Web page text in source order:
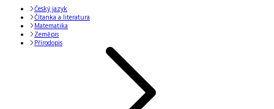
Český jazyk
Čítanka a literatura
Matematika
Zeměpis
Přírodopis